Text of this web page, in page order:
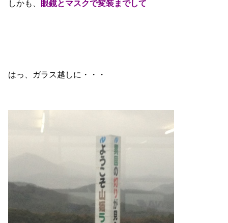
しかも、 眼鏡とマスクで変装までして
はっ、ガラス越しに・・・